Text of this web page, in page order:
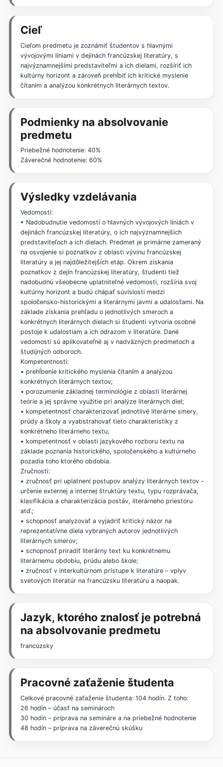
Cieľ
Cieľom predmetu je zoznámiť študentov s hlavnými
vývojovými líniami v dejinách francúzskej literatúry, s
najvýznamnejšími predstaviteľmi a ich dielami, rozšíriť ich
kultúrny horizont a zároveň prehĺbiť ich kritické myslenie
čítaním a analýzou konkrétnych literárnych textov.
Podmienky na absolvovanie
predmetu
Priebežné hodnotenie: 40%
Záverečné hodnotenie: 60%
Výsledky vzdelávania
Vedomosti:
• Nadobudnutie vedomostí o hlavných vývojových líniách v
dejinách francúzskej literatúry, o ich najvýznamnejších
predstaviteľoch a ich dielach. Predmet je primárne zameraný
na osvojenie si poznatkov z oblasti vývinu francúzskej
literatúry a jej najdôležitejších etáp. Okrem získania
poznatkov z dejín francúzskej literatúry, študenti tiež
nadobudnú všeobecne uplatniteľné vedomosti, rozšíria svoj
kultúrny horizont a budú chápať súvislosti medzi
spoločensko-historickými a literárnymi javmi a udalosťami. Na
základe získania prehľadu o jednotlivých smeroch a
konkrétnych literárnych dielach si študenti vytvoria osobné
postoje k udalostiam a ich odrazom v literatúre. Dané
vedomosti sú aplikovateľné aj v nadväzných predmetoch a
študijných odboroch.
Kompetentnosti:
• prehĺbenie kritického myslenia čítaním a analýzou
konkrétnych literárnych textov;
• porozumenie základnej terminológie z oblasti literárnej
teórie a jej správne využitie pri analýze literárnych diel;
• kompetentnosť charakterizovať jednotlivé literárne smery,
prúdy a školy a vyabstrahovať tieto charakteristiky z
konkrétneho literárneho textu;
• kompetentnosť v oblasti jazykového rozboru textu na
základe poznania historického, spoločenského a kultúrneho
pozadia toho ktorého obdobia.
Zručnosti:
• zručnosť pri uplatnení postupov analýzy literárnych textov -
určenie externej a internej štruktúry textu, typu rozprávača,
klasifikácia a charakterizácia postáv, literárneho priestoru
atď.;
• schopnosť analyzovať a vyjadriť kritický názor na
reprezentatívne diela vybraných autorov jednotlivých
literárnych smerov;
• schopnosť priradiť literárny text ku konkrétnemu
literárnemu obdobiu, prúdu alebo škole;
• zručnosť v interkultúrnom prístupe k literatúre – vplyv
svetových literatúr na francúzsku literatúru a naopak.
Jazyk, ktorého znalosť je potrebná
na absolvovanie predmetu
francúzsky
Pracovné zaťaženie študenta
Celkové pracovné zaťaženie študenta: 104 hodín. Z toho:
26 hodín – účasť na seminároch
30 hodín – príprava na semináre a na priebežné hodnotenie
48 hodín – príprava na záverečnú skúšku